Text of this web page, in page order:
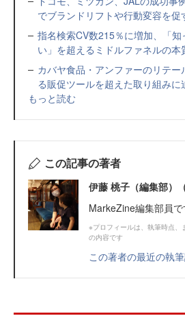
でブランドリフトや行動変容を促
指名検索CV数215％に増加、「
い」を超えるミドルファネルの本
カバヤ食品・アンファーのリテ
る販促ツールを超えた取り組みに
もっと読む
この記事の著者
伊藤 桃子（編集部）
MarkeZine編集部員で
※プロフィールは、執筆時点、
の内容です
この著者の最近の執